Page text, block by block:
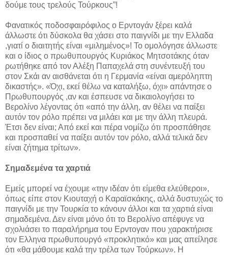
δούμε τους τρελούς Τούρκους”!
Φανατικός ποδοσφαιρόφιλος ο Ερντογάν ξέρει καλά
άλλωστε ότι δύσκολα θα χάσει στο παιγνίδι με την Ελλαδα
,γιατί ο διαιτητής είναι «μιλημένος»! Το ομολόγησε άλλωστε
και ο ίδιος ο πρωθυπουργός Κυριάκος Μητσοτάκης όταν
ρωτήθηκε από τον Αλέξη Παπαχελά στη συνέντευξή του
στον Σκάι αν αισθάνεται ότι η Γερμανία «είναι αμερόληπτη
δικαστής». «Όχι, εκεί θέλω να καταλήξω, όχι» απάντησε ο
Πρωθυπουργός ,αν και έσπευσε να δικαιολογήσει το
Βερολίνο λέγοντας ότι «από την άλλη, αν θέλει να παίξει
αυτόν τον ρόλο πρέπει να μιλάει και με την άλλη πλευρά.
Έτσι δεν είναι; Από εκεί και πέρα νομίζω ότι προσπάθησε
και προσπαθεί να παίξει αυτόν τον ρόλο, αλλά τελικά δεν
είναι ζήτημα τρίτων».
Σημαδεμένα τα χαρτιά
Εμείς μπορεί να έχουμε «την ιδέαν ότι είμεθα ελεύθεροι»,
όπως είπε στον Κιουταχή ο Καραϊσκάκης, αλλά δυστυχώς το
παιγνίδι με την Τουρκία το κάνουν άλλοι και τα χαρτιά είναι
σημαδεμένα. Δεν είναι μόνο ότι το Βερολίνο απέφυγε να
σχολιάσει το παραλήρημα του Ερντογαν που χαρακτήρισε
τον Ελληνα πρωθυπουργό «προκλητικό» και μας απείλησε
ότι «θα μάθουμε καλά την τρέλα των Τούρκων». Η